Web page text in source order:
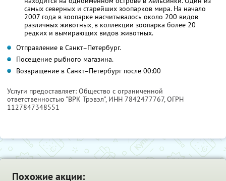
самых северных и старейших зоопарков мира. На начало
2007 года в зоопарке насчитывалось около 200 видов
различных животных, в коллекции зоопарка более 20
редких и вымирающих видов животных.
Отправление в Санкт–Петербург.
Посещение рыбного магазина.
Возвращение в Санкт–Петербург после 00:00
Услуги предоставляет: Общество с ограниченной
ответственностью "ВРК Трэвэл", ИНН 7842477767, ОГРН
1127847348551
Похожие акции: